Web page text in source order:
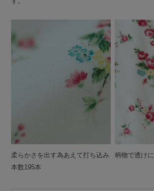
柔らかさを出す為あえて打ち込み
本数195本
柄物で透け